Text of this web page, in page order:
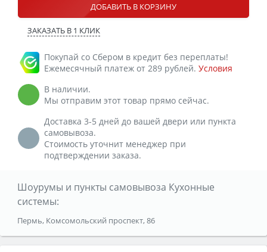
ДОБАВИТЬ В КОРЗИНУ
ЗАКАЗАТЬ В 1 КЛИК
Покупай со Сбером в кредит без переплаты!
Ежемесячный платеж от 289 рублей. Условия
В наличии.
Мы отправим этот товар прямо сейчас.
Доставка 3-5 дней до вашей двери или пункта
самовывоза.
Стоимость уточнит менеджер при
подтверждении заказа.
Шоурумы и пункты самовывоза Кухонные
системы:
Пермь, Комсомольский проспект, 86